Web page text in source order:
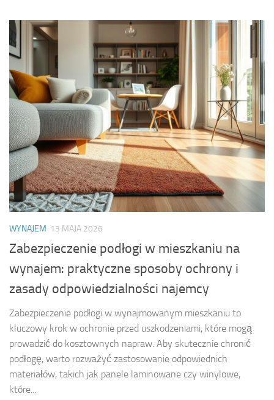
WYNAJEM 13 MAJA 2026
Zabezpieczenie podłogi w mieszkaniu na
wynajem: praktyczne sposoby ochrony i
zasady odpowiedzialności najemcy
Zabezpieczenie podłogi w wynajmowanym mieszkaniu to
kluczowy krok w ochronie przed uszkodzeniami, które mogą
prowadzić do kosztownych napraw. Aby skutecznie chronić
podłogę, warto rozważyć zastosowanie odpowiednich
materiałów, takich jak panele laminowane czy winylowe,
które...